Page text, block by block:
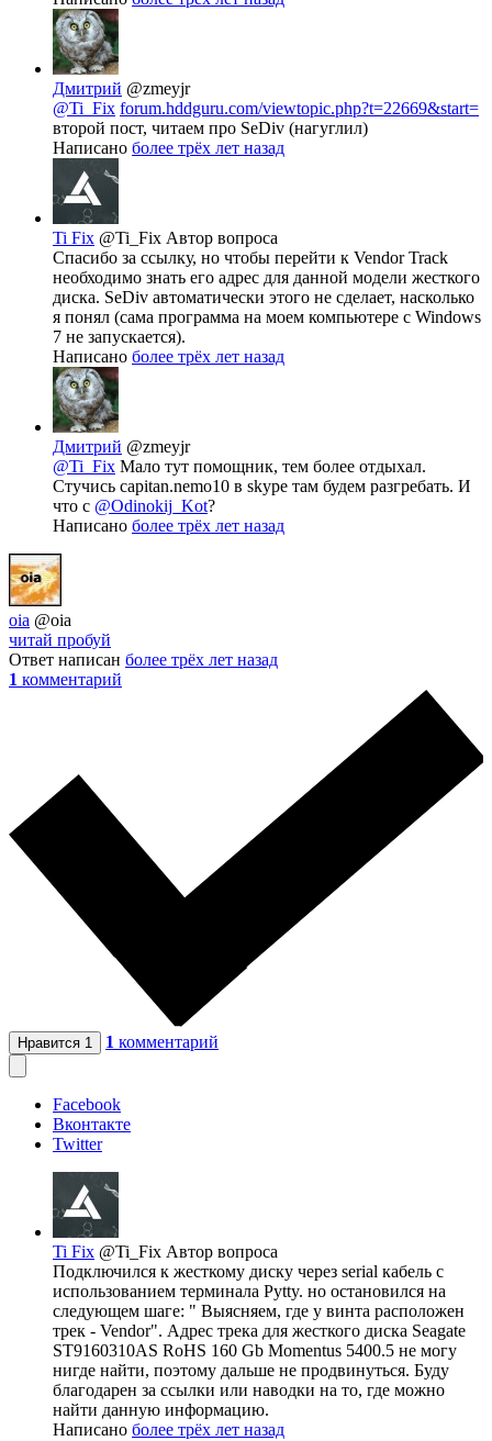
Дмитрий @zmeyjr
@Ti_Fix forum.hddguru.com/viewtopic.php?t=22669&start=
второй пост, читаем про SeDiv (нагуглил)
Написано более трёх лет назад
Ti Fix @Ti_Fix Автор вопроса
Спасибо за ссылку, но чтобы перейти к Vendor Track
необходимо знать его адрес для данной модели жесткого
диска. SeDiv автоматически этого не сделает, насколько
я понял (сама программа на моем компьютере с Windows
7 не запускается).
Написано более трёх лет назад
Дмитрий @zmeyjr
@Ti_Fix Мало тут помощник, тем более отдыхал.
Стучись capitan.nemo10 в skype там будем разгребать. И
что с @Odinokij_Kot?
Написано более трёх лет назад
oia @oia
читай пробуй
Ответ написан более трёх лет назад
1 комментарий
Нравится 1 1 комментарий
Facebook
Вконтакте
Twitter
Ti Fix @Ti_Fix Автор вопроса
Подключился к жесткому диску через serial кабель с
использованием терминала Pytty. но остановился на
следующем шаге: " Выясняем, где у винта расположен
трек - Vendor". Адрес трека для жесткого диска Seagate
ST9160310AS RoHS 160 Gb Momentus 5400.5 не могу
нигде найти, поэтому дальше не продвинуться. Буду
благодарен за ссылки или наводки на то, где можно
найти данную информацию.
Написано более трёх лет назад